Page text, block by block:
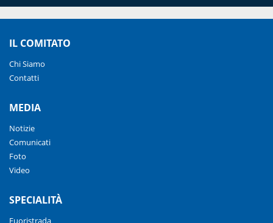
IL COMITATO
Chi Siamo
Contatti
MEDIA
Notizie
Comunicati
Foto
Video
SPECIALITÀ
Fuoristrada